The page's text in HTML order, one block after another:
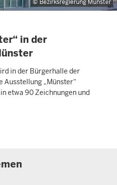
Bezirksregierung Münster
in der
in der Bürgerhalle der
Ausstellung „Münster“
etwa 90 Zeichnungen und